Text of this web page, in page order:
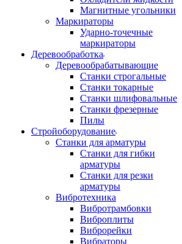
Магнитные угольники
Маркираторы
Ударно-точечные
маркираторы
Деревообработка
Деревообрабатывающие
Станки строгальные
Станки токарные
Станки шлифовальные
Станки фрезерные
Пилы
Стройоборудование
Станки для арматуры
Станки для гибки
арматуры
Станки для резки
арматуры
Вибротехника
Вибротрамбовки
Виброплиты
Виброрейки
Вибраторы